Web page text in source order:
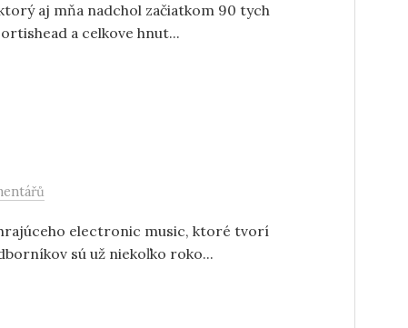
aj mňa nadchol začiatkom 90 tych
a celkove hnut...
electronic music, ktoré tvorí
sú už niekoľko roko...